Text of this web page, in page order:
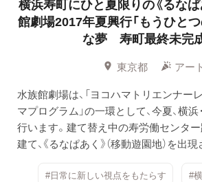
横浜寿町にひと夏限りの《るな
館劇場2017年夏興行「もうひと
な夢 寿町最終未完成
東京都
アート
水族館劇場は、「ヨコハマトリエンナー
マプログラム」の一環として、今夏、横
行います。建て替え中の寿労働センタ
建て、《るなぱあく》（移動遊園地）を出現
#日常に新しい視点をもたらす #